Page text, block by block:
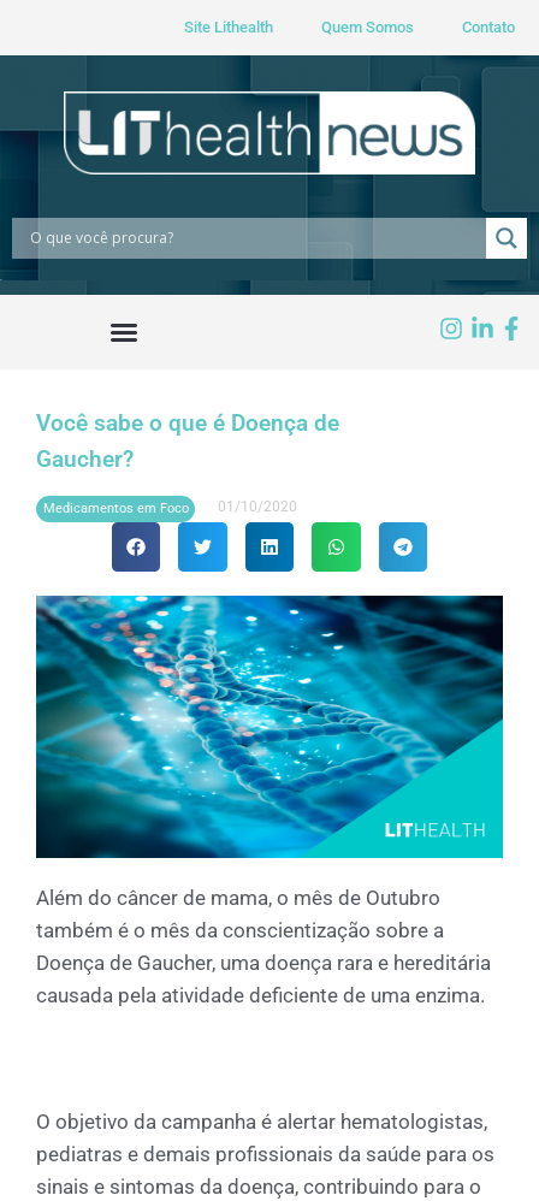
Site Lithealth Quem Somos Contato
Você sabe o que é Doença de
Gaucher?
Medicamentos em Foco 01/10/2020
Além do câncer de mama, o mês de Outubro
também é o mês da conscientização sobre a
Doença de Gaucher, uma doença rara e hereditária
causada pela atividade deficiente de uma enzima.
O objetivo da campanha é alertar hematologistas,
pediatras e demais profissionais da saúde para os
sinais e sintomas da doença, contribuindo para o